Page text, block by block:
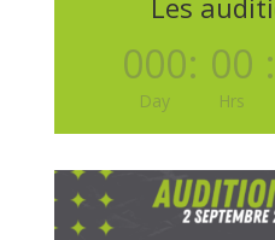
Les
000
Day
: 00
Hrs
: